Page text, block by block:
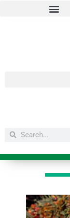
SearchSearch